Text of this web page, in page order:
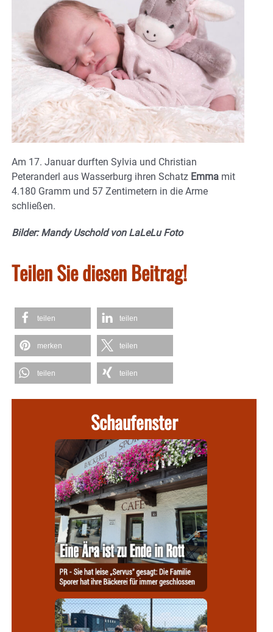
Am 17. Januar durften Sylvia und Christian
Peteranderl aus Wasserburg ihren Schatz Emma mit
4.180 Gramm und 57 Zentimetern in die Arme
schließen.
Bilder: Mandy Uschold von LaLeLu Foto
Teilen Sie diesen Beitrag!
teilen teilen
merken teilen
teilen teilen
Schaufenster